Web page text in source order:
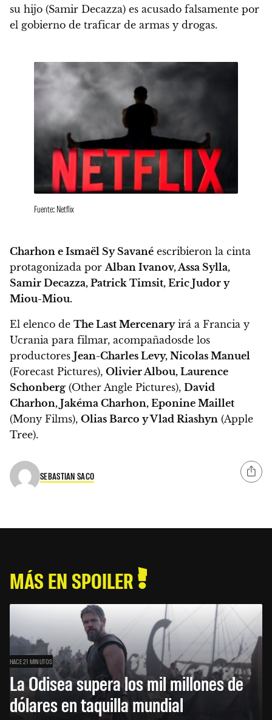
su hijo (Samir Decazza) es acusado falsamente por
el gobierno de traficar de armas y drogas.
Fuente: Netflix
Charhon e Ismaël Sy Savané escribieron la cinta
protagonizada por Alban Ivanov, Assa Sylla,
Samir Decazza, Patrick Timsit, Eric Judor y
Miou-Miou.
El elenco de The Last Mercenaryirá a Francia y
Ucrania para filmar, acompañadosde los
productores Jean-Charles Levy, Nicolas Manuel
(Forecast Pictures), Olivier Albou, Laurence
Schonberg (Other Angle Pictures), David
Charhon, Jakéma Charhon, Eponine Maillet
(Mony Films), Olias Barco y Vlad Riashyn (Apple
Tree).
SEBASTIAN SACO
MÁS EN SPOILER
HACE 21 MINUTOS
La Odisea supera los mil millones de
dólares en taquilla mundial